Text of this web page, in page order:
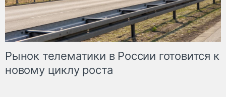
Рынок телематики в России готовится к
новому циклу роста